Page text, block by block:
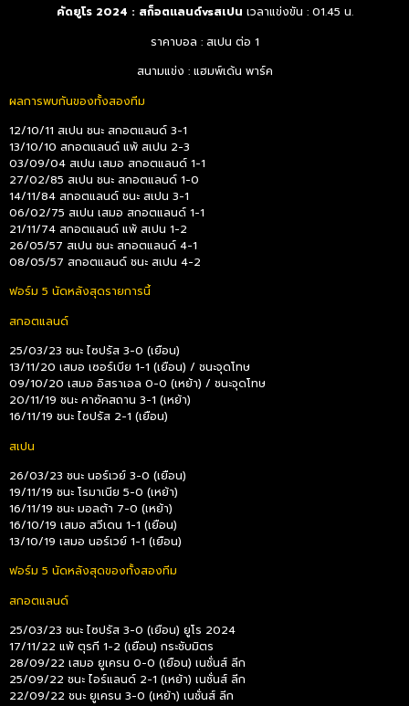
คัดยูโร 2024 : สก็อตแลนด์vsสเปน เวลาแข่งขัน : 01.45 น.
ราคาบอล : สเปน ต่อ 1
สนามแข่ง : แฮมพ์เด้น พาร์ค
ผลการพบกันของทั้งสองทีม
12/10/11 สเปน ชนะ สกอตแลนด์ 3-1
13/10/10 สกอตแลนด์ แพ้ สเปน 2-3
03/09/04 สเปน เสมอ สกอตแลนด์ 1-1
27/02/85 สเปน ชนะ สกอตแลนด์ 1-0
14/11/84 สกอตแลนด์ ชนะ สเปน 3-1
06/02/75 สเปน เสมอ สกอตแลนด์ 1-1
21/11/74 สกอตแลนด์ แพ้ สเปน 1-2
26/05/57 สเปน ชนะ สกอตแลนด์ 4-1
08/05/57 สกอตแลนด์ ชนะ สเปน 4-2
ฟอร์ม 5 นัดหลังสุดรายการนี้
สกอตแลนด์
25/03/23 ชนะ ไซปรัส 3-0 (เยือน)
13/11/20 เสมอ เซอร์เบีย 1-1 (เยือน) / ชนะจุดโทษ
09/10/20 เสมอ อิสราเอล 0-0 (เหย้า) / ชนะจุดโทษ
20/11/19 ชนะ คาซัคสถาน 3-1 (เหย้า)
16/11/19 ชนะ ไซปรัส 2-1 (เยือน)
สเปน
26/03/23 ชนะ นอร์เวย์ 3-0 (เยือน)
19/11/19 ชนะ โรมาเนีย 5-0 (เหย้า)
16/11/19 ชนะ มอลต้า 7-0 (เหย้า)
16/10/19 เสมอ สวีเดน 1-1 (เยือน)
13/10/19 เสมอ นอร์เวย์ 1-1 (เยือน)
ฟอร์ม 5 นัดหลังสุดของทั้งสองทีม
สกอตแลนด์
25/03/23 ชนะ ไซปรัส 3-0 (เยือน) ยูโร 2024
17/11/22 แพ้ ตุรกี 1-2 (เยือน) กระชับมิตร
28/09/22 เสมอ ยูเครน 0-0 (เยือน) เนชั่นส์ ลีก
25/09/22 ชนะ ไอร์แลนด์ 2-1 (เหย้า) เนชั่นส์ ลีก
22/09/22 ชนะ ยูเครน 3-0 (เหย้า) เนชั่นส์ ลีก